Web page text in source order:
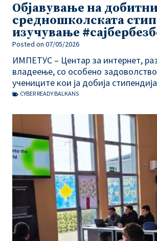
Објавување на
средношколската
изучување
Posted on 07/05/2026
ИМПЕТУС – Центар за интернет,
владеење, со особено
учениците кои ја добија
CYBER READY BALKANS